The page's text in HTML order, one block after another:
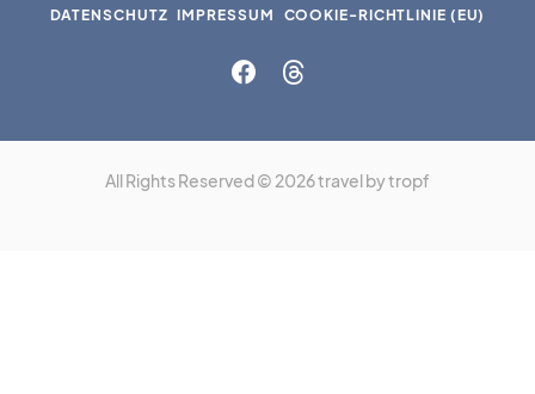
DATENSCHUTZ IMPRESSUM COOKIE-RICHTLINIE (EU)
All Rights Reserved © 2026 travel by tropf